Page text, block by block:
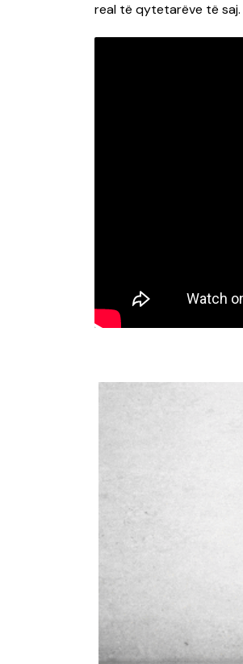
real të qytetarëve të saj.